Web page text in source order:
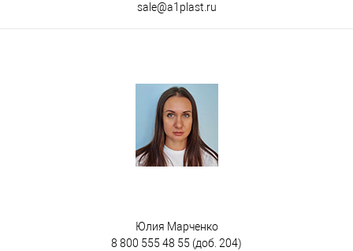
sale@a1plast.ru
Юлия Марченко
8 800 555 48 55 (доб. 204)